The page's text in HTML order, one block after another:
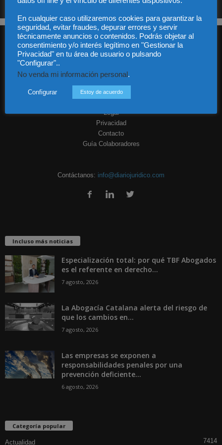
Audiencia y Publicidad
Legal
Privacidad
Contacto
Guía Colaboradores
Contáctanos: info@diariojuridico.com
Incluso más noticias
Especialización total: por qué TBF Abogados
es el referente en derecho...
7 agosto, 2026
La Abogacía Catalana alerta del riesgo de
que los cambios en...
7 agosto, 2026
Las empresas se exponen a
responsabilidades penales por una
prevención deficiente...
6 agosto, 2026
Categoría popular
Actualidad 7414
En cualquier caso utilizaremos cookies para garantizar la
seguridad, evitar fraudes, depurar errores y servir
técnicamente anuncios o contenidos. Podrás objetar al
consentimiento y/o interés legítimo en "Gestionar la
Privacidad" en tu área de usuario o pulsando
"Configurar"..
No venda mi información personal .
Configurar Estoy de acuerdo